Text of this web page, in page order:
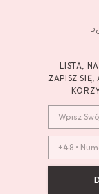
LISTA,
ZAPISZ SIĘ,